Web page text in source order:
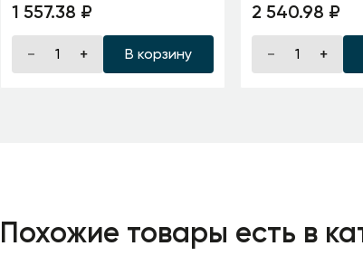
1 557.38 ₽
В корзину
2 540.98 ₽
Похожие товары есть в